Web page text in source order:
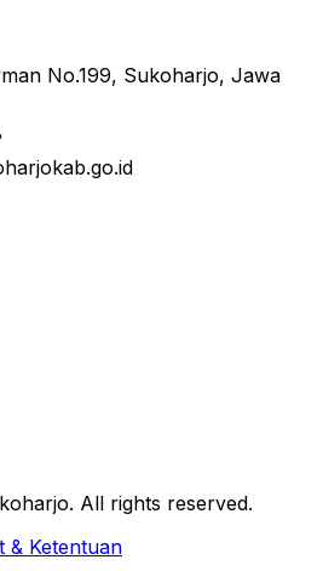
No.199, Sukoharjo, Jawa
All rights reserved.
& Ketentuan